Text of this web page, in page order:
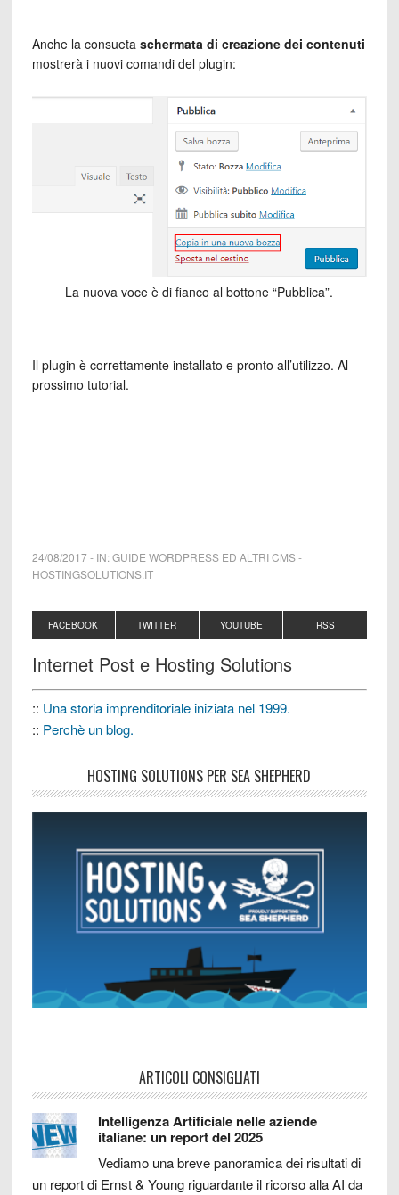
Anche la consueta schermata di creazione dei contenuti
mostrerà i nuovi comandi del plugin:
La nuova voce è di fianco al bottone “Pubblica”.
Il plugin è correttamente installato e pronto all’utilizzo. Al
prossimo tutorial.
24/08/2017- IN:GUIDE WORDPRESS ED ALTRI CMS-
HOSTINGSOLUTIONS.IT
FACEBOOK TWITTER YOUTUBE RSS
Internet Post e Hosting Solutions
:: Una storia imprenditoriale iniziata nel 1999.
:: Perchè un blog.
HOSTING SOLUTIONS PER SEA SHEPHERD
ARTICOLI CONSIGLIATI
Intelligenza Artificiale nelle aziende
italiane: un report del 2025
Vediamo una breve panoramica dei risultati di
un report di Ernst & Young riguardante il ricorso alla AI da